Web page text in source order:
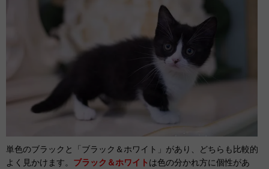
単色のブラックと「ブラック＆ホワイト」があり、どちらも比較的
よく見かけます。 ブラック＆ホワイト は色の分かれ方に個性があ